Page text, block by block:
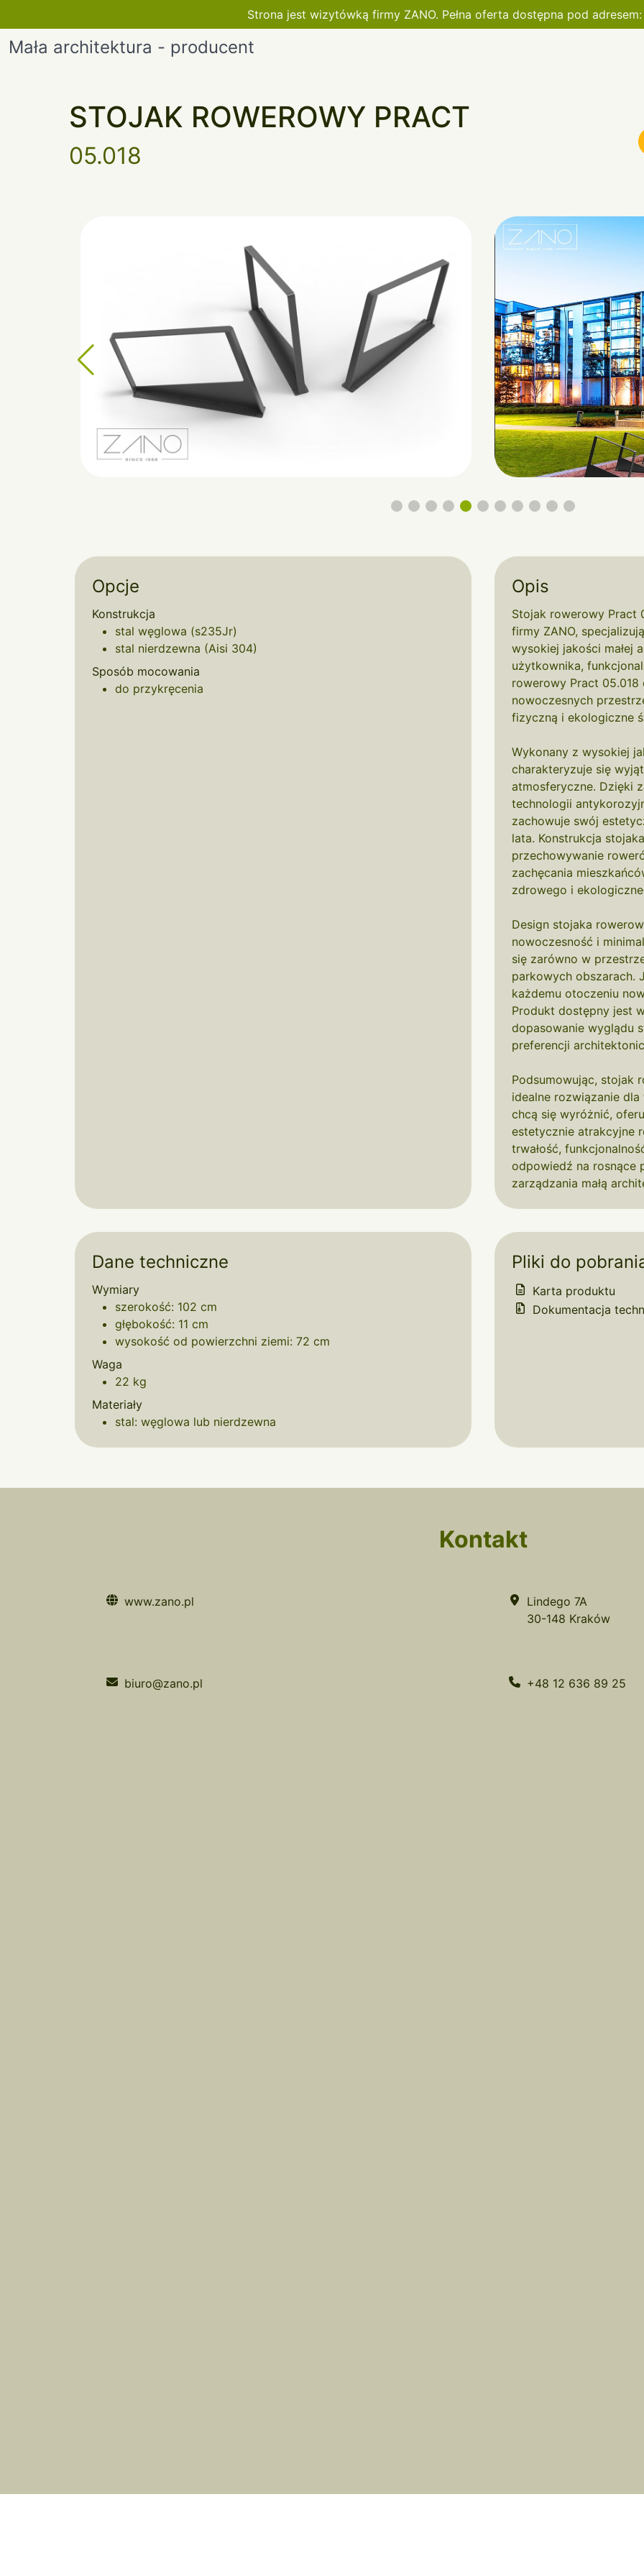
Strona jest wizytówką firmy ZANO. Pełna oferta dostępna pod adresem:
Mała architektura - producent
STOJAK ROWEROWY PRACT
05.018
Opcje
Konstrukcja
stal węglowa (s235Jr)
stal nierdzewna (Aisi 304)
Sposób mocowania
do przykręcenia
Opis
Stojak rowerowy Pract
firmy ZANO,
wysokiej jakości małej
użytkownika,
rowerowy Pract
nowoczesnych
fizyczną i ekologiczne
Wykonany z wysokiej
charakteryzuje się
atmosferyczne. Dzięki
technologii
zachowuje swój
lata. Konstrukcja
przechowywanie
zachęcania
zdrowego i
Design stojaka
nowoczesność i
się zarówno w
parkowych obszarach.
każdemu otoczeniu
Produkt dostępny jest
dopasowanie wyglądu
preferencji
Podsumowując, stojak
idealne rozwiązanie
chcą się wyróżnić,
estetycznie atrakcyjne
trwałość,
odpowiedź na rosnące
zarządzania małą
Dane techniczne
Wymiary
szerokość: 102 cm
głębokość: 11 cm
wysokość od powierzchni ziemi: 72 cm
Waga
22 kg
Materiały
stal: węglowa lub nierdzewna
Pliki do
Karta produktu
Dokumentacja
Kontakt
www.zano.pl
Lindego 7A
30-148 Kraków
biuro@zano.pl +48 12 636 89 25